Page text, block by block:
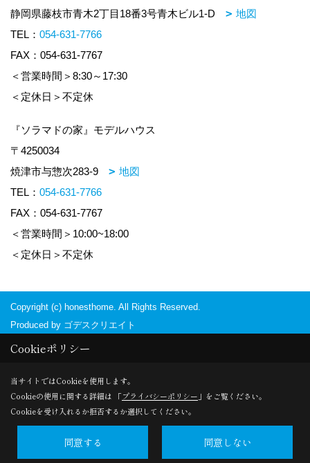
静岡県藤枝市青木2丁目18番3号青木ビル1-D
地図
TEL： 054-631-7766
FAX：054-631-7767
＜営業時間＞8:30～17:30
＜定休日＞不定休
『ソラマドの家』モデルハウス
〒4250034
焼津市与惣次283-9
地図
TEL： 054-631-7766
FAX：054-631-7767
＜営業時間＞10:00~18:00
＜定休日＞不定休
Copyright (c) honesthome. All Rights Reserved.
Produced by ゴデスクリエイト
Cookieポリシー
当サイトではCookieを使用します。
Cookieの使用に関する詳細は 「プライバシーポリシー 」をご覧ください。
Cookieを受け入れるか拒否するか選択してください。
同意する 同意しない